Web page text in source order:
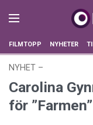
FILMTOPP NYHETER
NYHET –
Carolina
för